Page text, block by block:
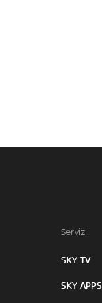
Servizi:
SKY TV
SKY APPS